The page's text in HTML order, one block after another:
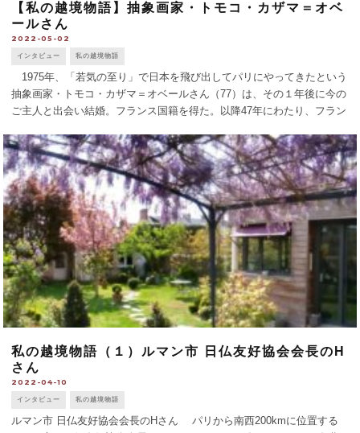
【私の越境物語】抽象画家・トモコ・カザマ＝オベ
ールさん
2022-05-02
インタビュー 私の越境物語
1975年、「若気の至り」で日本を飛び出してパリにやってきたという
抽象画家・トモコ・カザマ＝オベールさん（77）は、その１年後に今の
ご主人と出会い結婚。フランス国籍を得た。以降47年にわたり、フラン
らっしゃっ [...]
私の越境物語（１）ルマン市 日仏友好協会会長のH
さん
2022-04-10
インタビュー 私の越境物語
ルマン市 日仏友好協会会長のHさん パリから南西200kmに位置する